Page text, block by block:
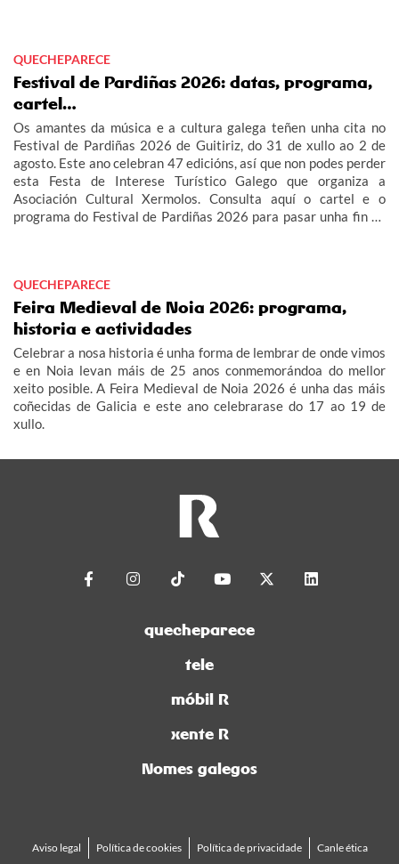
QUECHEPARECE
Festival de Pardiñas 2026: datas, programa,
cartel…
Os amantes da música e a cultura galega teñen unha cita no
Festival de Pardiñas 2026 de Guitiriz, do 31 de xullo ao 2 de
agosto. Este ano celebran 47 edicións, así que non podes perder
esta Festa de Interese Turístico Galego que organiza a
Asociación Cultural Xermolos. Consulta aquí o cartel e o
programa do Festival de Pardiñas 2026 para pasar unha fin de
QUECHEPARECE
Feira Medieval de Noia 2026: programa,
historia e actividades
Celebrar a nosa historia é unha forma de lembrar de onde vimos
e en Noia levan máis de 25 anos conmemorándoa do mellor
xeito posible. A Feira Medieval de Noia 2026 é unha das máis
coñecidas de Galicia e este ano celebrarase do 17 ao 19 de
xullo.
quecheparece
tele
móbil R
xente R
Nomes galegos
Aviso legal Política de cookies Política de privacidade Canle ética